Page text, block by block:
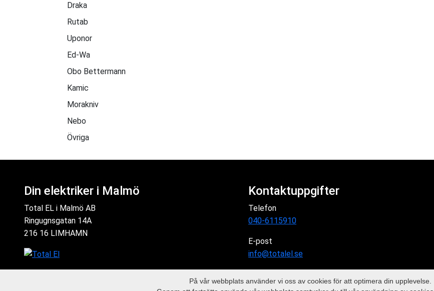
Draka
Rutab
Uponor
Ed-Wa
Obo Bettermann
Kamic
Morakniv
Nebo
Övriga
Din elektriker i Malmö
Total EL i Malmö AB
Ringugnsgatan 14A
216 16 LIMHAMN
Kontaktuppgifter
Telefon
040-6115910
E-post
info@totalel.se
På vår webbplats använder vi oss av cookies för att optimera din upplevelse.